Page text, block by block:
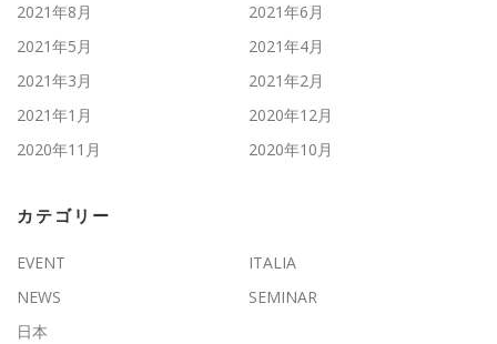
2021年8月
2021年6月
2021年5月
2021年4月
2021年3月
2021年2月
2021年1月
2020年12月
2020年11月
2020年10月
カテゴリー
EVENT
ITALIA
NEWS
SEMINAR
日本